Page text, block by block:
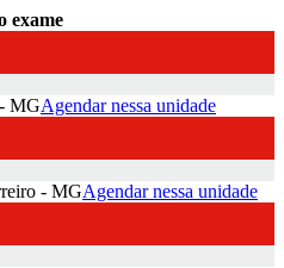
exame
MGAgendar nessa unidade
- MGAgendar nessa unidade